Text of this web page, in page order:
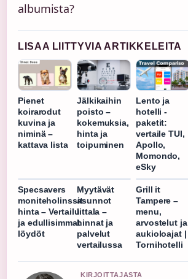
albumista?
LISAA LIITTYVIA ARTIKKELEITA
Pienet
koirarodut
kuvina ja
niminä –
kattava lista
Jälkikaihin
poisto –
kokemuksia,
hinta ja
toipuminen
Lento ja
hotelli -
paketit:
vertaile TUI,
Apollo,
Momondo,
eSky
Specsavers
moniteholinssit
hinta – Vertailu
ja edullisimmat
löydöt
Myytävät
asunnot
Iittala –
hinnat ja
palvelut
vertailussa
Grill it
Tampere –
menu,
arvostelut ja
aukioloajat |
Tornihotelli
KIRJOITTAJASTA